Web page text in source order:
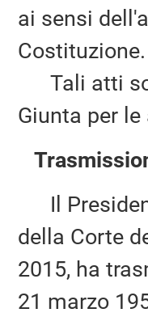
ai sensi
Costituzione.
Tali atti
Giunta per
Il
della Corte
2015, ha
21 marzo